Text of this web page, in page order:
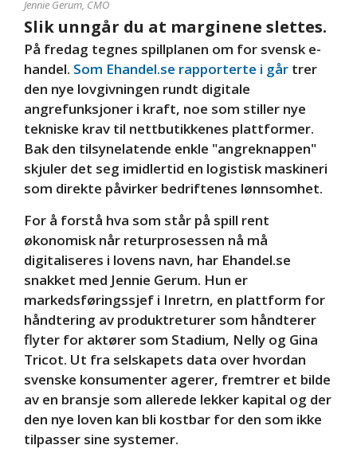
Jennie Gerum, CMO
Slik unngår du at marginene slettes.
På fredag tegnes spillplanen om for svensk e-
handel. Som Ehandel.se rapporterte i går trer
den nye lovgivningen rundt digitale
angrefunksjoner i kraft, noe som stiller nye
tekniske krav til nettbutikkenes plattformer.
Bak den tilsynelatende enkle "angreknappen"
skjuler det seg imidlertid en logistisk maskineri
som direkte påvirker bedriftenes lønnsomhet.
For å forstå hva som står på spill rent
økonomisk når returprosessen nå må
digitaliseres i lovens navn, har Ehandel.se
snakket med Jennie Gerum. Hun er
markedsføringssjef i Inretrn, en plattform for
håndtering av produktreturer som håndterer
flyter for aktører som Stadium, Nelly og Gina
Tricot. Ut fra selskapets data over hvordan
svenske konsumenter agerer, fremtrer et bilde
av en bransje som allerede lekker kapital og der
den nye loven kan bli kostbar for den som ikke
tilpasser sine systemer.